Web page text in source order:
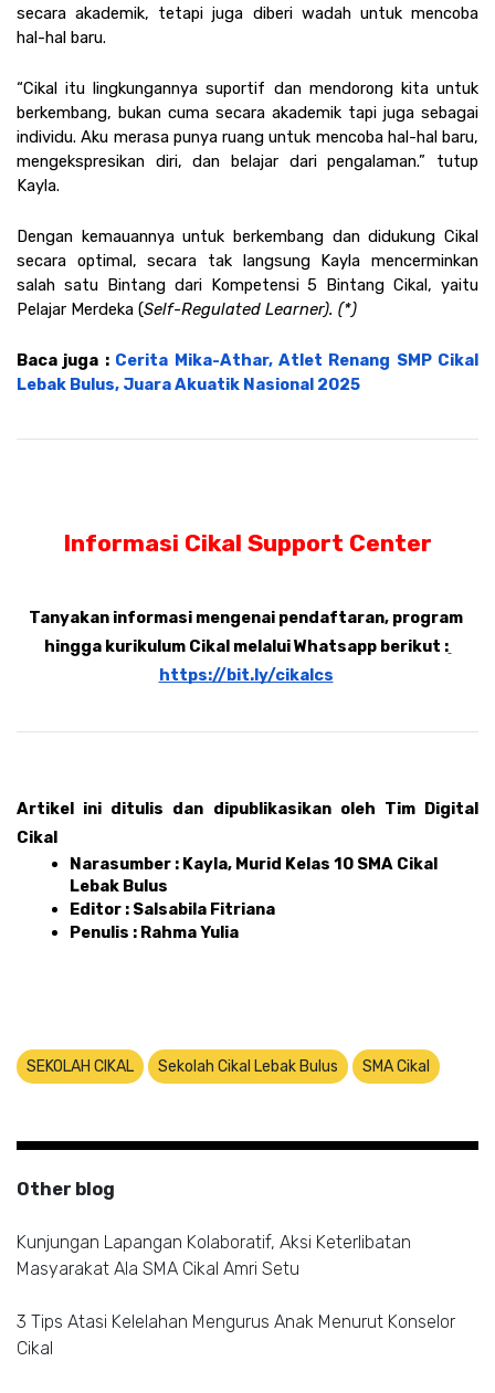
secara akademik, tetapi juga diberi wadah untuk mencoba
hal-hal baru.
“Cikal itu lingkungannya suportif dan mendorong kita untuk
berkembang, bukan cuma secara akademik tapi juga sebagai
individu. Aku merasa punya ruang untuk mencoba hal-hal baru,
mengekspresikan diri, dan belajar dari pengalaman.” tutup
Kayla.
Dengan kemauannya untuk berkembang dan didukung Cikal
secara optimal, secara tak langsung Kayla mencerminkan
salah satu Bintang dari Kompetensi 5 Bintang Cikal, yaitu
Pelajar Merdeka (Self-Regulated Learner). (*)
Baca juga : Cerita Mika-Athar, Atlet Renang SMP Cikal
Lebak Bulus, Juara Akuatik Nasional 2025
Informasi Cikal Support Center
Tanyakan informasi mengenai pendaftaran, program
hingga kurikulum Cikal melalui Whatsapp berikut :
https://bit.ly/cikalcs
Artikel ini ditulis dan dipublikasikan oleh Tim Digital
Cikal
Narasumber : Kayla, Murid Kelas 10 SMA Cikal
Lebak Bulus
Editor : Salsabila Fitriana
Penulis : Rahma Yulia
SEKOLAH CIKAL Sekolah Cikal Lebak Bulus SMA Cikal
Other blog
Kunjungan Lapangan Kolaboratif, Aksi Keterlibatan
Masyarakat Ala SMA Cikal Amri Setu
3 Tips Atasi Kelelahan Mengurus Anak Menurut Konselor
Cikal